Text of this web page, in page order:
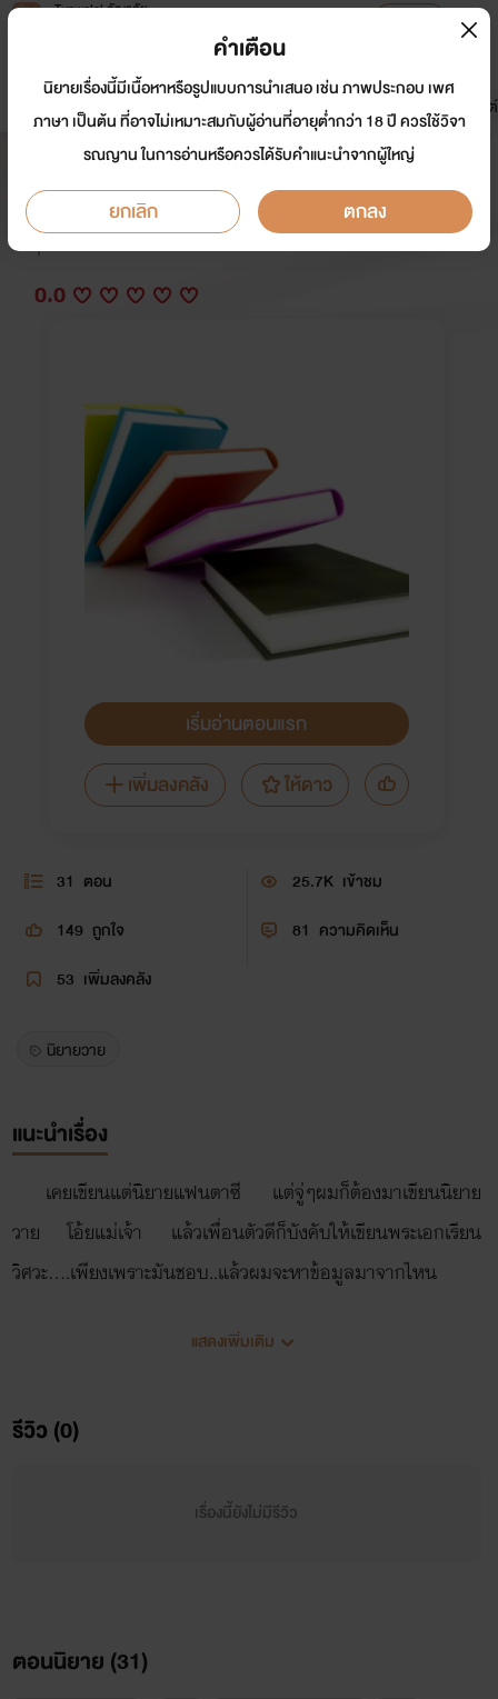
Tunwalai ธัญวลัย
หน้าแรก นิยาย อีบุ๊ก การ์ตูน
มาใหม่
ดรีมแชท ธัญลิสต์
Begin Y……รักผ่านตัวอักษร
นักเขียน: Me_num
Y
0.0
เริ่มอ่านตอนแรก
เพิ่มลงคลัง
ให้ดาว
31 ตอน 25.7K เข้าชม
149 ถูกใจ 81 ความคิดเห็น
53 เพิ่มลงคลัง
นิยายวาย
แนะนำเรื่อง
เคยเขียนแต่นิยายแฟนตาซี แต่จู่ๆผมก็ต้องมาเขียนนิยาย
วาย โอ้ยแม่เจ้า แล้วเพื่อนตัวดีก็บังคับให้เขียนพระเอกเรียน
วิศวะ....เพียงเพราะมันชอบ..แล้วผมจะหาข้อมูลมาจากไหน
แสดงเพิ่มเติม
รีวิว (0)
เรื่องนี้ยังไม่มีรีวิว
ตอนนิยาย (31)
คำเตือน
นิยายเรื่องนี้มีเนื้อหาหรือรูปแบบการนำเสนอ เช่น ภาพประกอบ เพศ
ภาษา เป็นต้น ที่อาจไม่เหมาะสมกับผู้อ่านที่อายุต่ำกว่า 18 ปี ควรใช้วิจา
รณญาน ในการอ่านหรือควรได้รับคำแนะนำจากผู้ใหญ่
ยกเลิก ตกลง